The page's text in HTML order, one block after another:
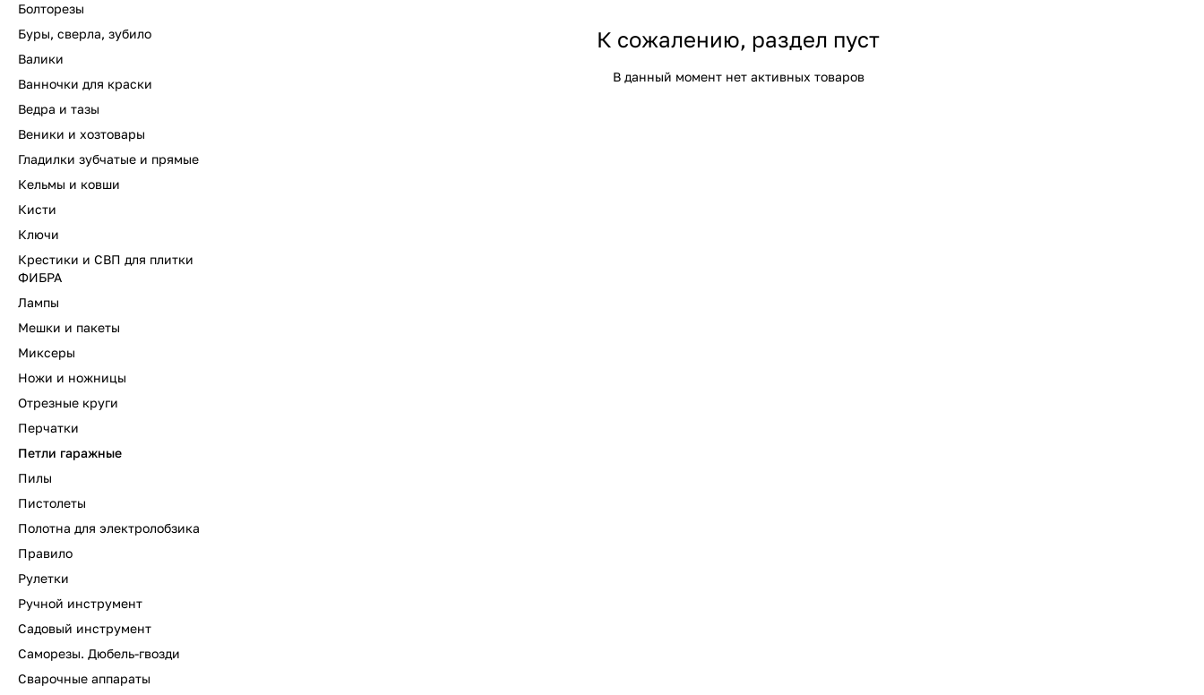
К сожалению, раздел пуст
В данный момент нет активных товаров
Болторезы
Буры, сверла, зубило
Валики
Ванночки для краски
Ведра и тазы
Веники и хозтовары
Гладилки зубчатые и прямые
Кельмы и ковши
Кисти
Ключи
Крестики и СВП для плитки
ФИБРА
Лампы
Мешки и пакеты
Миксеры
Ножи и ножницы
Отрезные круги
Перчатки
Петли гаражные
Пилы
Пистолеты
Полотна для электролобзика
Правило
Рулетки
Ручной инструмент
Садовый инструмент
Саморезы. Дюбель-гвозди
Сварочные аппараты